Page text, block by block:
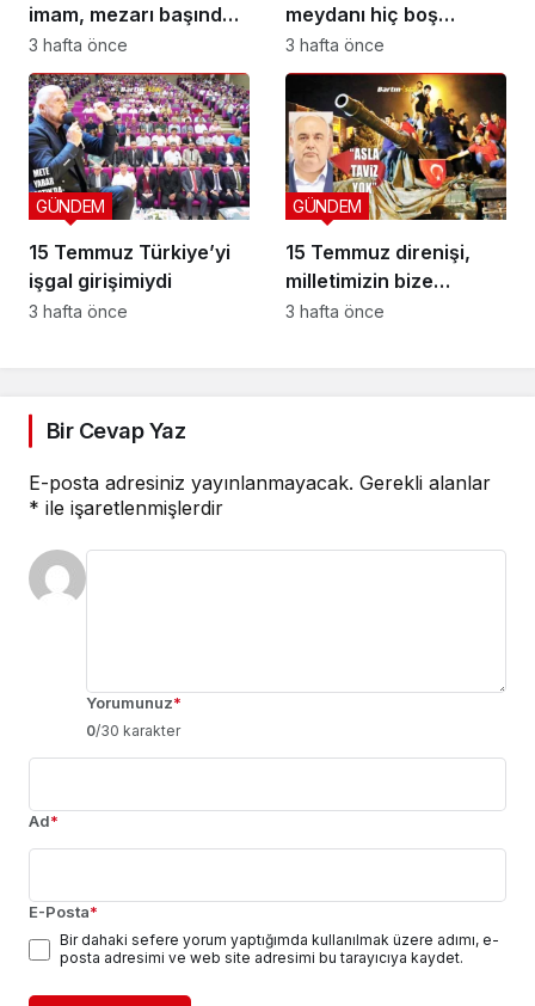
imam, mezarı başında
anıldı
3 hafta önce
meydanı hiç boş
bırakmadı
3 hafta önce
15 Temmuz Türkiye’yi
işgal girişimiydi
GÜNDEM
3 hafta önce
15 Temmuz direnişi,
milletimizin bize
yüklediği tarihi
GÜNDEM
3 hafta önce
Bir Cevap Yaz
E-posta adresiniz yayınlanmayacak. Gerekli alanlar
* ile işaretlenmişlerdir
Yorumunuz*
0/30 karakter
Ad*
E-Posta*
Bir dahaki sefere yorum yaptığımda kullanılmak üzere adımı, e-
posta adresimi ve web site adresimi bu tarayıcıya kaydet.